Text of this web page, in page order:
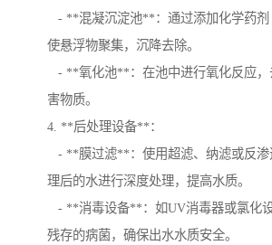
- **混凝沉淀池**：通过添加化学药剂
使悬浮物聚集，沉降去除。
- **氧化池**：在池中进行氧化反应，
害物质。
4. **后处理设备**：
- **膜过滤**：使用超滤、纳滤或反渗
理后的水进行深度处理，提高水质。
- **消毒设备**：如UV消毒器或氯化
残存的病菌，确保出水水质安全。